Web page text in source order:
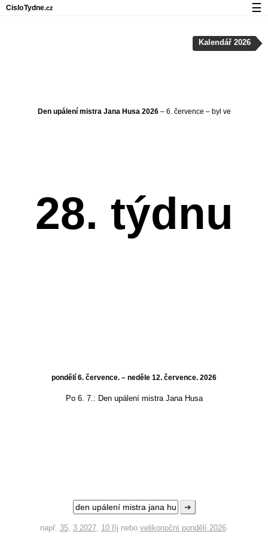
Den upálení mistra Jana Husa 2026– 6. července – byl ve
28. týdnu
pondělí 6. července. – neděle 12. července. 2026
Po 6. 7.: Den upálení mistra Jana Husa
➜
např. 35, 3 2027, 10 říj nebo velikonoční pondělí 2026.
Kalendář 2026
CisloTydne.cz ☰